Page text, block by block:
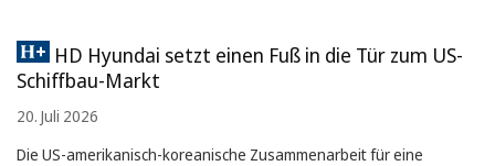
HD Hyundai setzt einen Fuß in die Tür zum US-
Schiffbau-Markt
20. Juli 2026
Die US-amerikanisch-koreanische Zusammenarbeit für eine